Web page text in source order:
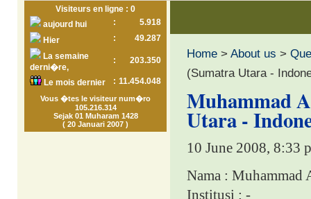
Visiteurs en ligne : 0
aujourd hui
:
5.918
Hier
:
49.287
La semaine
derni�re,
: 203.350
Le mois dernier : 11.454.048
Vous �tes le visiteur num�ro
105.216.314
Sejak 01 Muharam 1428
( 20 Januari 2007 )
Home > About us >
(Sumatra Utara -
Muhammad
Utara -
10 June 2008, 8:33
Nama :
Institusi : -